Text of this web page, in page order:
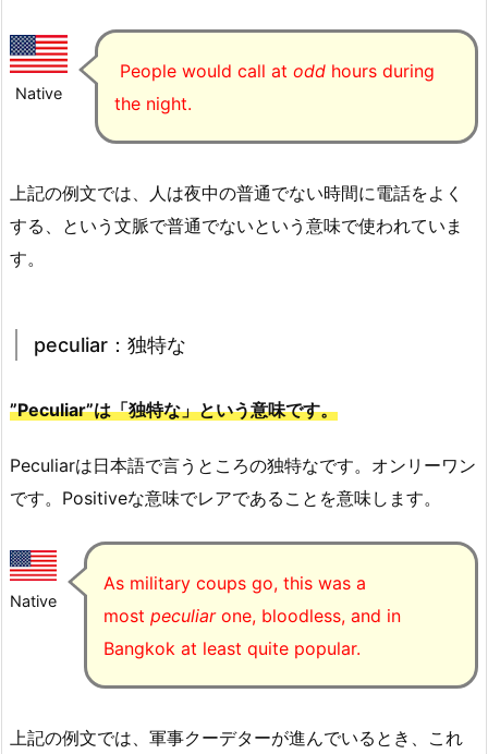
Native
People would call at oddhours during
the night.
上記の例文では、人は夜中の普通でない時間に電話をよく
する、という文脈で普通でないという意味で使われていま
す。
peculiar：独特な
”Peculiar”は「独特な」という意味です。
Peculiarは日本語で言うところの独特なです。オンリーワン
です。Positiveな意味でレアであることを意味します。
Native
As military coups go, this was a
most peculiarone, bloodless, and in
Bangkok at least quite popular.
上記の例文では、軍事クーデターが進んでいるとき、これ